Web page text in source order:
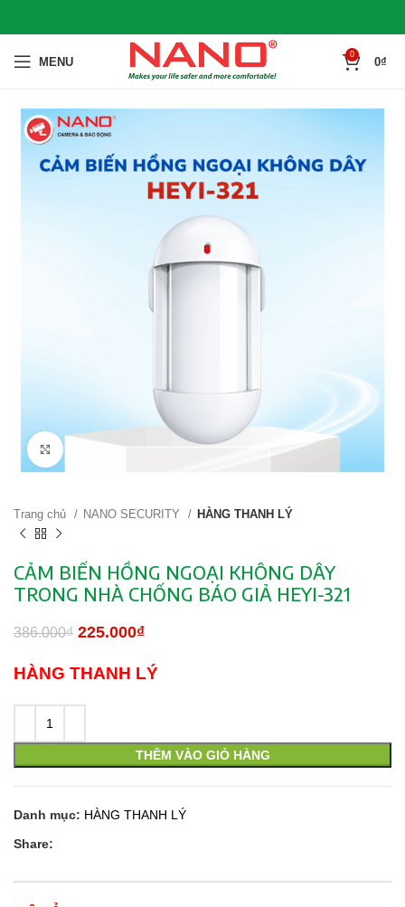
MENU
0
0₫
Click to enlarge
Trang chủ NANO SECURITY HÀNG THANH LÝ
CẢM BIẾN HỒNG NGOẠI KHÔNG DÂY
TRONG NHÀ CHỐNG BÁO GIẢ HEYI-321
386.000₫ Giá gốc là: 386.000₫.
225.000₫
HÀNG THANH LÝ
THÊM VÀO GIỎ HÀNG
Danh mục: HÀNG THANH LÝ
Share: